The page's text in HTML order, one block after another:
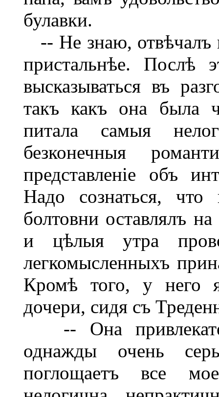
булавки.
-- Не знаю, отвѣчалъ
пристальнѣе. Послѣ
высказываться въ
такъ какъ она была
питала самыя
безконечныя
представленіе объ
Надо сознаться, что
болтовни оставлялъ
и цѣлыя утра
легкомысленныхъ
Кромѣ того, у него
дочери, сидя съ
-- Она
однажды очень
поглощаетъ все